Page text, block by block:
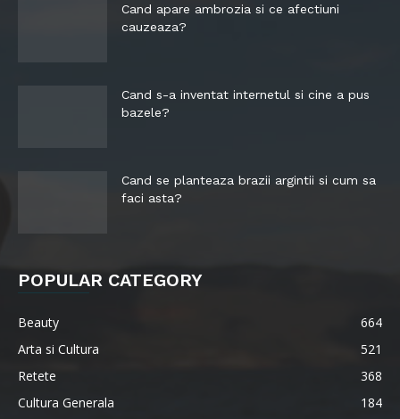
Cand apare ambrozia si ce afectiuni
cauzeaza?
Cand s-a inventat internetul si cine a pus
bazele?
Cand se planteaza brazii argintii si cum sa
faci asta?
POPULAR CATEGORY
Beauty
664
Arta si Cultura
521
Retete
368
Cultura Generala
184